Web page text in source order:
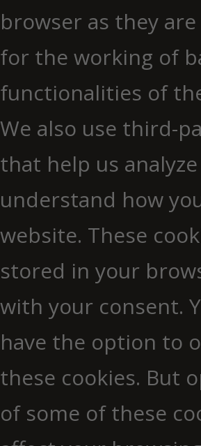
browser as they
for the working of
functionalities of
We also use third-
that help us
understand how
website. These
stored in your
with your consent.
have the option to
these cookies. But
of some of these